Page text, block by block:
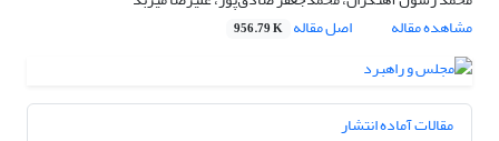
مشاهده مقاله
اصل مقاله 956.79 K
مقالات آماده انتشار